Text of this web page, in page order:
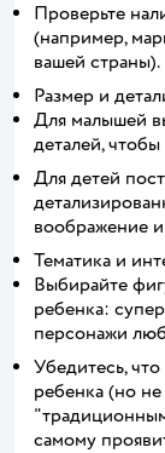
Проверьте
(например,
вашей страны).
Размер и
Для малышей
деталей,
Для детей
воображение
Тематика и
Выбирайте
ребенка:
персонажи
Убедитесь,
ребенка (но
самому